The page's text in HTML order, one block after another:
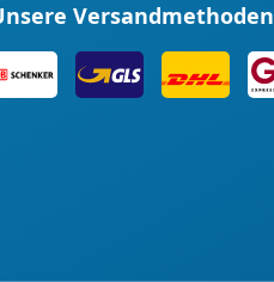
Versandmethoden